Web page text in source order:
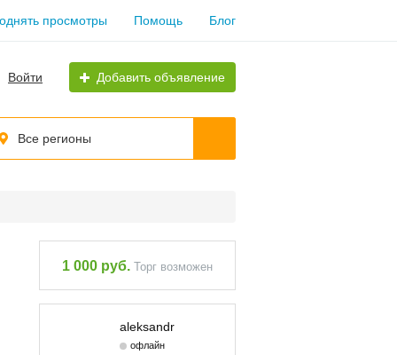
просмотры Помощь Блог
Войти Добавить объявление
Все регионы
1 000 руб. Торг возможен
aleksandr
офлайн